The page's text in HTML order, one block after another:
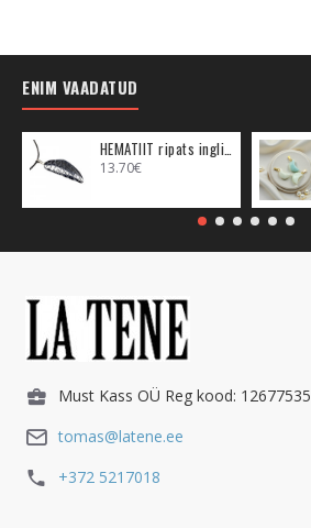
ENIM VAADATUD
13.70€
Must Kass OÜ Reg kood: 12677535
tomas@latene.ee
+372 5217018